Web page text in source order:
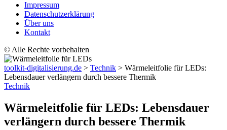
Impressum
Datenschutzerklärung
Über uns
Kontakt
© Alle Rechte vorbehalten
toolkit-digitalisierung.de > Technik > Wärmeleitfolie für LEDs:
Lebensdauer verlängern durch bessere Thermik
Technik
Wärmeleitfolie für LEDs: Lebensdauer
verlängern durch bessere Thermik